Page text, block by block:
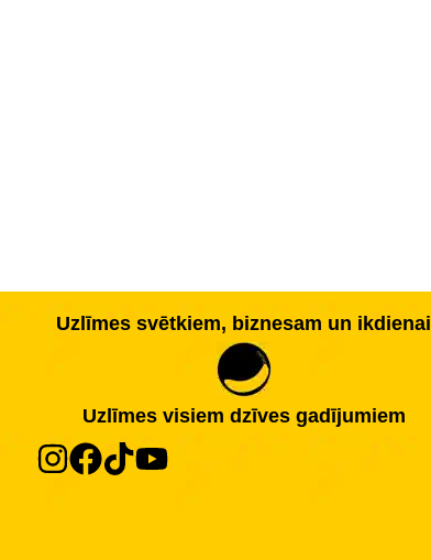
Uzlīmes svētkiem, biznesam un ikdienai
Uzlīmes visiem dzīves gadījumiem